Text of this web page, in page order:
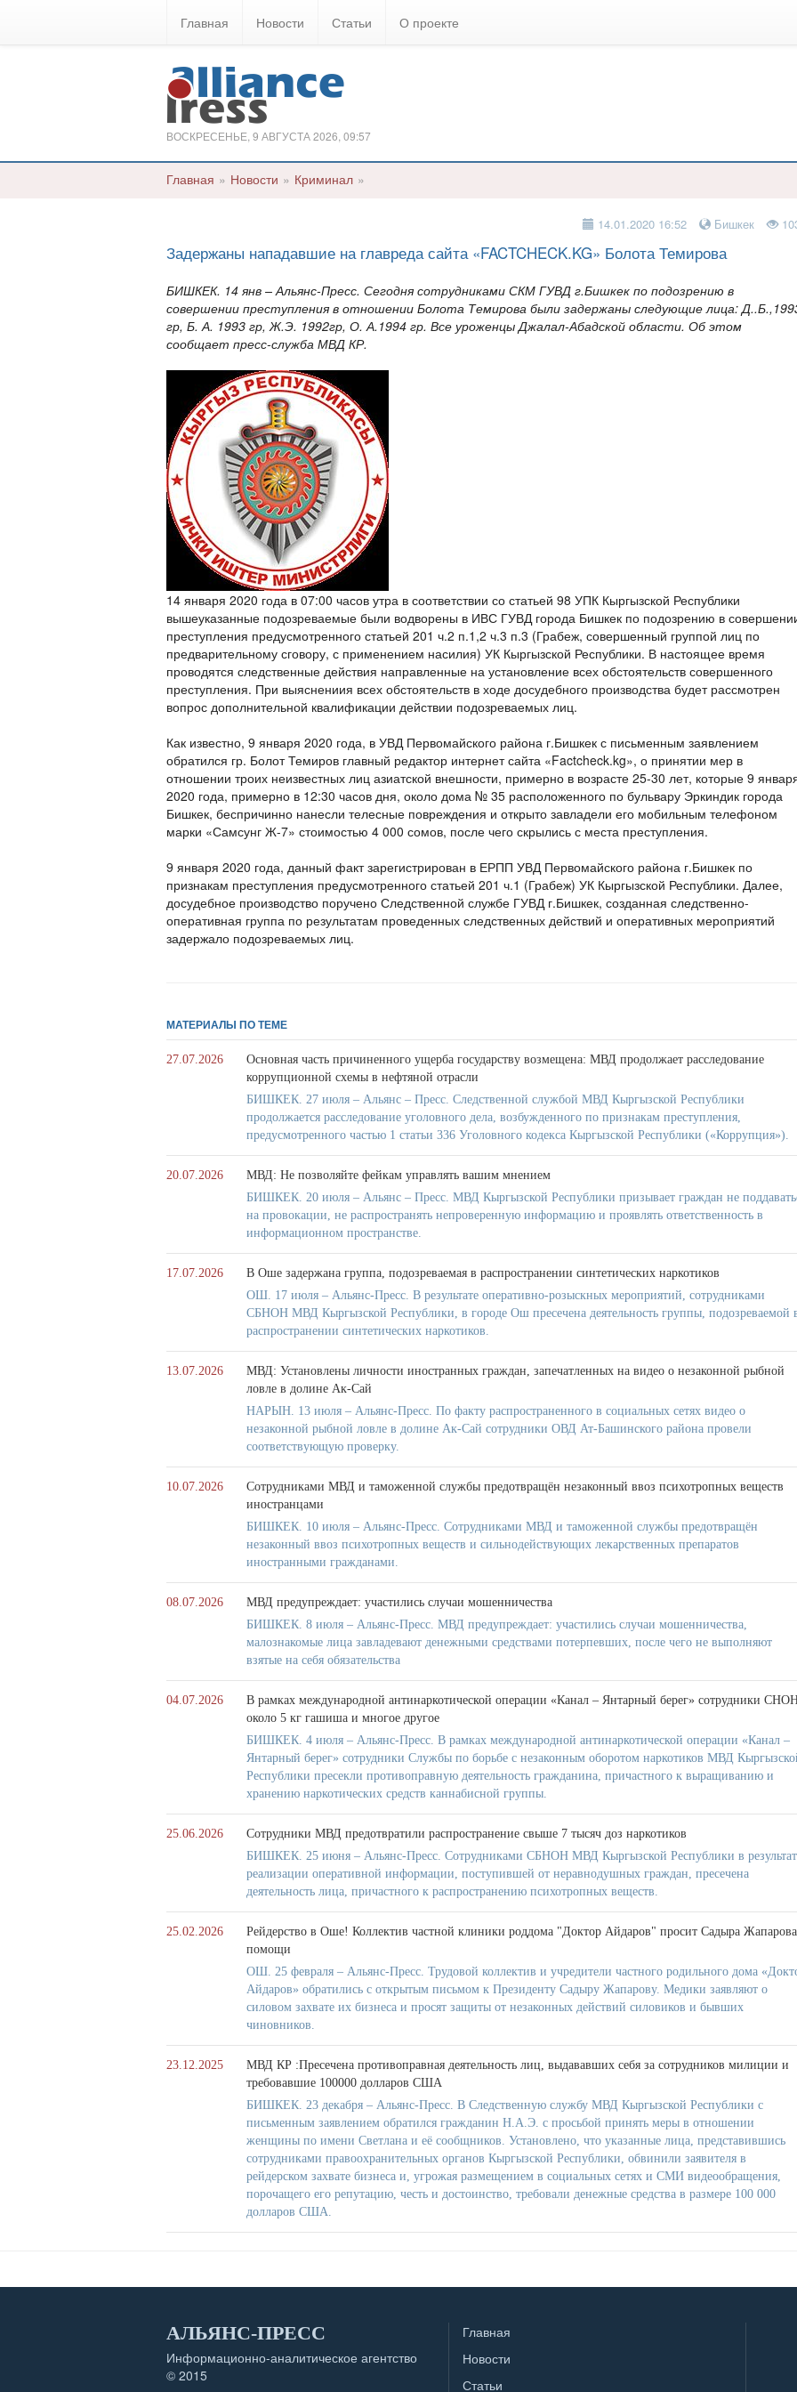
Главная Новости Статьи О проекте
ВОСКРЕСЕНЬЕ, 9 АВГУСТА 2026, 09:57
Главная » Новости » Криминал »
14.01.2020 16:52 Бишкек
Задержаны нападавшие на главреда сайта «FACTCHECK.KG» Болота Темирова
БИШКЕК. 14 янв – Альянс-Пресс. Сегодня сотрудниками СКМ ГУВД г.Бишкек по подозрению в
совершении преступления в отношении Болота Темирова были задержаны следующие лица:
гр, Б. А. 1993 гр, Ж.Э. 1992гр, О. А.1994 гр. Все уроженцы Джалал-Абадской области. Об этом
сообщает пресс-служба МВД КР.
14 января 2020 года в 07:00 часов утра в соответствии со статьей 98 УПК Кыргызской Республики
вышеуказанные подозреваемые были водворены в ИВС ГУВД города Бишкек по подозрению в
преступления предусмотренного статьей 201 ч.2 п.1,2 ч.3 п.3 (Грабеж, совершенный группой лиц по
предварительному сговору, с применением насилия) УК Кыргызской Республики. В настоящее время
проводятся следственные действия направленные на установление всех обстоятельств совершенного
преступления. При выяснениия всех обстоятельств в ходе досудебного производства будет рассмотрен
вопрос дополнительной квалификации действии подозреваемых лиц.
Как известно, 9 января 2020 года, в УВД Первомайского района г.Бишкек с письменным заявлением
обратился гр. Болот Темиров главный редактор интернет сайта «Factcheck.kg», о принятии мер в
отношении троих неизвестных лиц азиатской внешности, примерно в возрасте 25-30 лет, которые 9
2020 года, примерно в 12:30 часов дня, около дома № 35 расположенного по бульвару Эркиндик города
Бишкек, беспричинно нанесли телесные повреждения и открыто завладели его мобильным телефоном
марки «Самсунг Ж-7» стоимостью 4 000 сомов, после чего скрылись с места преступления.
9 января 2020 года, данный факт зарегистрирован в ЕРПП УВД Первомайского района г.Бишкек по
признакам преступления предусмотренного статьей 201 ч.1 (Грабеж) УК Кыргызской Республики. Далее,
досудебное производство поручено Следственной службе ГУВД г.Бишкек, созданная следственно-
оперативная группа по результатам проведенных следственных действий и оперативных мероприятий
задержало подозреваемых лиц.
МАТЕРИАЛЫ ПО ТЕМЕ
27.07.2026
Основная часть причиненного ущерба государству возмещена: МВД продолжает расследование
коррупционной схемы в нефтяной отрасли
БИШКЕК. 27 июля – Альянс – Пресс. Следственной службой МВД Кыргызской Республики
продолжается расследование уголовного дела, возбужденного по признакам преступления,
предусмотренного частью 1 статьи 336 Уголовного кодекса Кыргызской Республики («Коррупция»).
20.07.2026
МВД: Не позволяйте фейкам управлять вашим мнением
БИШКЕК. 20 июля – Альянс – Пресс. МВД Кыргызской Республики призывает граждан не
на провокации, не распространять непроверенную информацию и проявлять ответственность в
информационном пространстве.
17.07.2026
В Оше задержана группа, подозреваемая в распространении синтетических наркотиков
ОШ. 17 июля – Альянс-Пресс. В результате оперативно-розыскных мероприятий, сотрудниками
СБНОН МВД Кыргызской Республики, в городе Ош пресечена деятельность группы, подозреваемой
распространении синтетических наркотиков.
13.07.2026
МВД: Установлены личности иностранных граждан, запечатленных на видео о незаконной рыбной
ловле в долине Ак-Сай
НАРЫН. 13 июля – Альянс-Пресс. По факту распространенного в социальных сетях видео о
незаконной рыбной ловле в долине Ак-Сай сотрудники ОВД Ат-Башинского района провели
соответствующую проверку.
10.07.2026
Сотрудниками МВД и таможенной службы предотвращён незаконный ввоз психотропных веществ
иностранцами
БИШКЕК. 10 июля – Альянс-Пресс. Сотрудниками МВД и таможенной службы предотвращён
незаконный ввоз психотропных веществ и сильнодействующих лекарственных препаратов
иностранными гражданами.
08.07.2026
МВД предупреждает: участились случаи мошенничества
БИШКЕК. 8 июля – Альянс-Пресс. МВД предупреждает: участились случаи мошенничества,
малознакомые лица завладевают денежными средствами потерпевших, после чего не выполняют
взятые на себя обязательства
04.07.2026
В рамках международной антинаркотической операции «Канал – Янтарный берег» сотрудники
около 5 кг гашиша и многое другое
БИШКЕК. 4 июля – Альянс-Пресс. В рамках международной антинаркотической операции «Канал –
Янтарный берег» сотрудники Службы по борьбе с незаконным оборотом наркотиков МВД
Республики пресекли противоправную деятельность гражданина, причастного к выращиванию и
хранению наркотических средств каннабисной группы.
25.06.2026
Сотрудники МВД предотвратили распространение свыше 7 тысяч доз наркотиков
БИШКЕК. 25 июня – Альянс-Пресс. Сотрудниками СБНОН МВД Кыргызской Республики в
реализации оперативной информации, поступившей от неравнодушных граждан, пресечена
деятельность лица, причастного к распространению психотропных веществ.
25.02.2026
Рейдерство в Оше! Коллектив частной клиники роддома "Доктор Айдаров" просит Садыра
помощи
ОШ. 25 февраля – Альянс-Пресс. Трудовой коллектив и учредители частного родильного дома
Айдаров» обратились с открытым письмом к Президенту Садыру Жапарову. Медики заявляют о
силовом захвате их бизнеса и просят защиты от незаконных действий силовиков и бывших
чиновников.
23.12.2025
МВД КР :Пресечена противоправная деятельность лиц, выдававших себя за сотрудников милиции и
требовавшие 100000 долларов США
БИШКЕК. 23 декабря – Альянс-Пресс. В Следственную службу МВД Кыргызской Республики с
письменным заявлением обратился гражданин Н.А.Э. с просьбой принять меры в отношении
женщины по имени Светлана и её сообщников. Установлено, что указанные лица, представившись
сотрудниками правоохранительных органов Кыргызской Республики, обвинили заявителя в
рейдерском захвате бизнеса и, угрожая размещением в социальных сетях и СМИ видеообращения,
порочащего его репутацию, честь и достоинство, требовали денежные средства в размере 100 000
долларов США.
АЛЬЯНС-ПРЕСС
Информационно-аналитическое агентство
© 2015
Главная
Новости
Статьи